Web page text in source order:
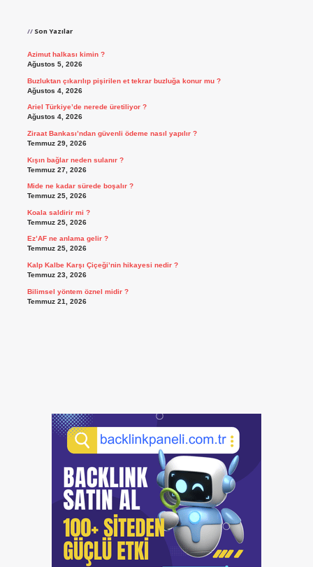
Son Yazılar
Azimut halkası kimin ?
Ağustos 5, 2026
Buzluktan çıkarılıp pişirilen et tekrar buzluğa konur mu ?
Ağustos 4, 2026
Ariel Türkiye’de nerede üretiliyor ?
Ağustos 4, 2026
Ziraat Bankası’ndan güvenli ödeme nasıl yapılır ?
Temmuz 29, 2026
Kışın bağlar neden sulanır ?
Temmuz 27, 2026
Mide ne kadar sürede boşalır ?
Temmuz 25, 2026
Koala saldirir mi ?
Temmuz 25, 2026
Ez’AF ne anlama gelir ?
Temmuz 25, 2026
Kalp Kalbe Karşı Çiçeği’nin hikayesi nedir ?
Temmuz 23, 2026
Bilimsel yöntem öznel midir ?
Temmuz 21, 2026